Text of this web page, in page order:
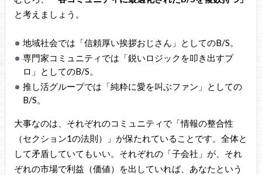
と考えましょう。
地域社会では「信頼厚い挨拶おじさん」としてのB/S。
専門家コミュニティでは「鋭いロジックを叩き出すプ
ロ」としてのB/S。
推し活グループでは「純粋に愛を叫ぶファン」としての
B/S。
大事なのは、それぞれのコミュニティで「情報の整合性
（セクション1の法則）」が保たれていることです。全体と
して矛盾していてもいい。それぞれの「子会社」が、それ
ぞれの市場で利益（価値）を出していれば、あなたという